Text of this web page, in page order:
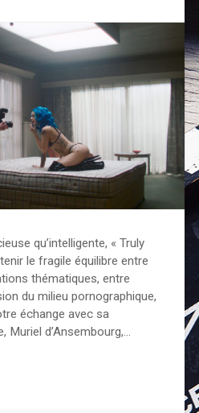
qu’intelligente, « Truly
le fragile équilibre entre
thématiques, entre
du milieu pornographique,
échange avec sa
Muriel d’Ansembourg,…